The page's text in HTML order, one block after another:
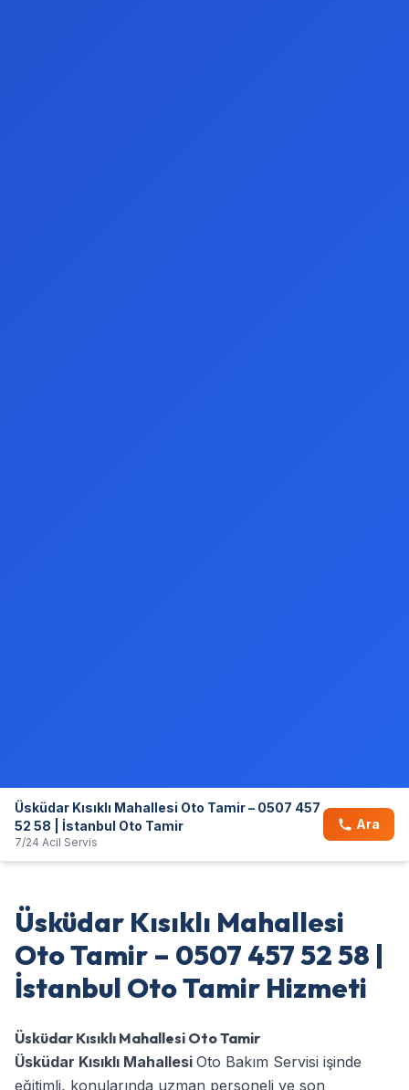
Üsküdar Kısıklı Mahallesi Oto Tamir – 0507 457
52 58 | İstanbul Oto Tamir
7/24 Acil Servis
Ara
Üsküdar Kısıklı Mahallesi
Oto Tamir – 0507 457 52 58 |
İstanbul Oto Tamir Hizmeti
Üsküdar Kısıklı Mahallesi Oto Tamir
Üsküdar Kısıklı Mahallesi Oto Bakım Servisi işinde
eğitimli, konularında uzman personeli ve son